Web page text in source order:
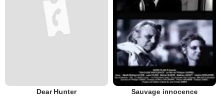
Dear Hunter Sauvage innocence